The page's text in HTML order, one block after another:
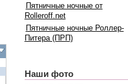
Пятничные ночные от
Rolleroff.net
Пятничные ночные Роллер-
Питера (ПРП)
Наши фото